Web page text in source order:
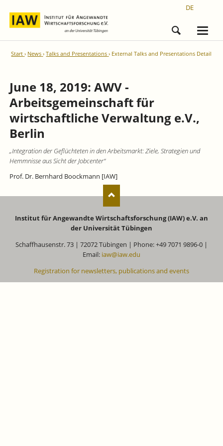
DE
Start News Talks and Presentations External Talks and Presentations Detail
June 18, 2019: AWV -
Arbeitsgemeinschaft für
wirtschaftliche Verwaltung e.V.,
Berlin
„Integration der Geflüchteten in den Arbeitsmarkt: Ziele, Strategien und
Hemmnisse aus Sicht der Jobcenter“
Prof. Dr. Bernhard Boockmann [IAW]
Institut für Angewandte Wirtschaftsforschung (IAW) e.V. an
der Universität Tübingen
Schaffhausenstr. 73 | 72072 Tübingen | Phone: +49 7071 9896-0 |
Email: iaw@iaw.edu
Registration for newsletters, publications and events